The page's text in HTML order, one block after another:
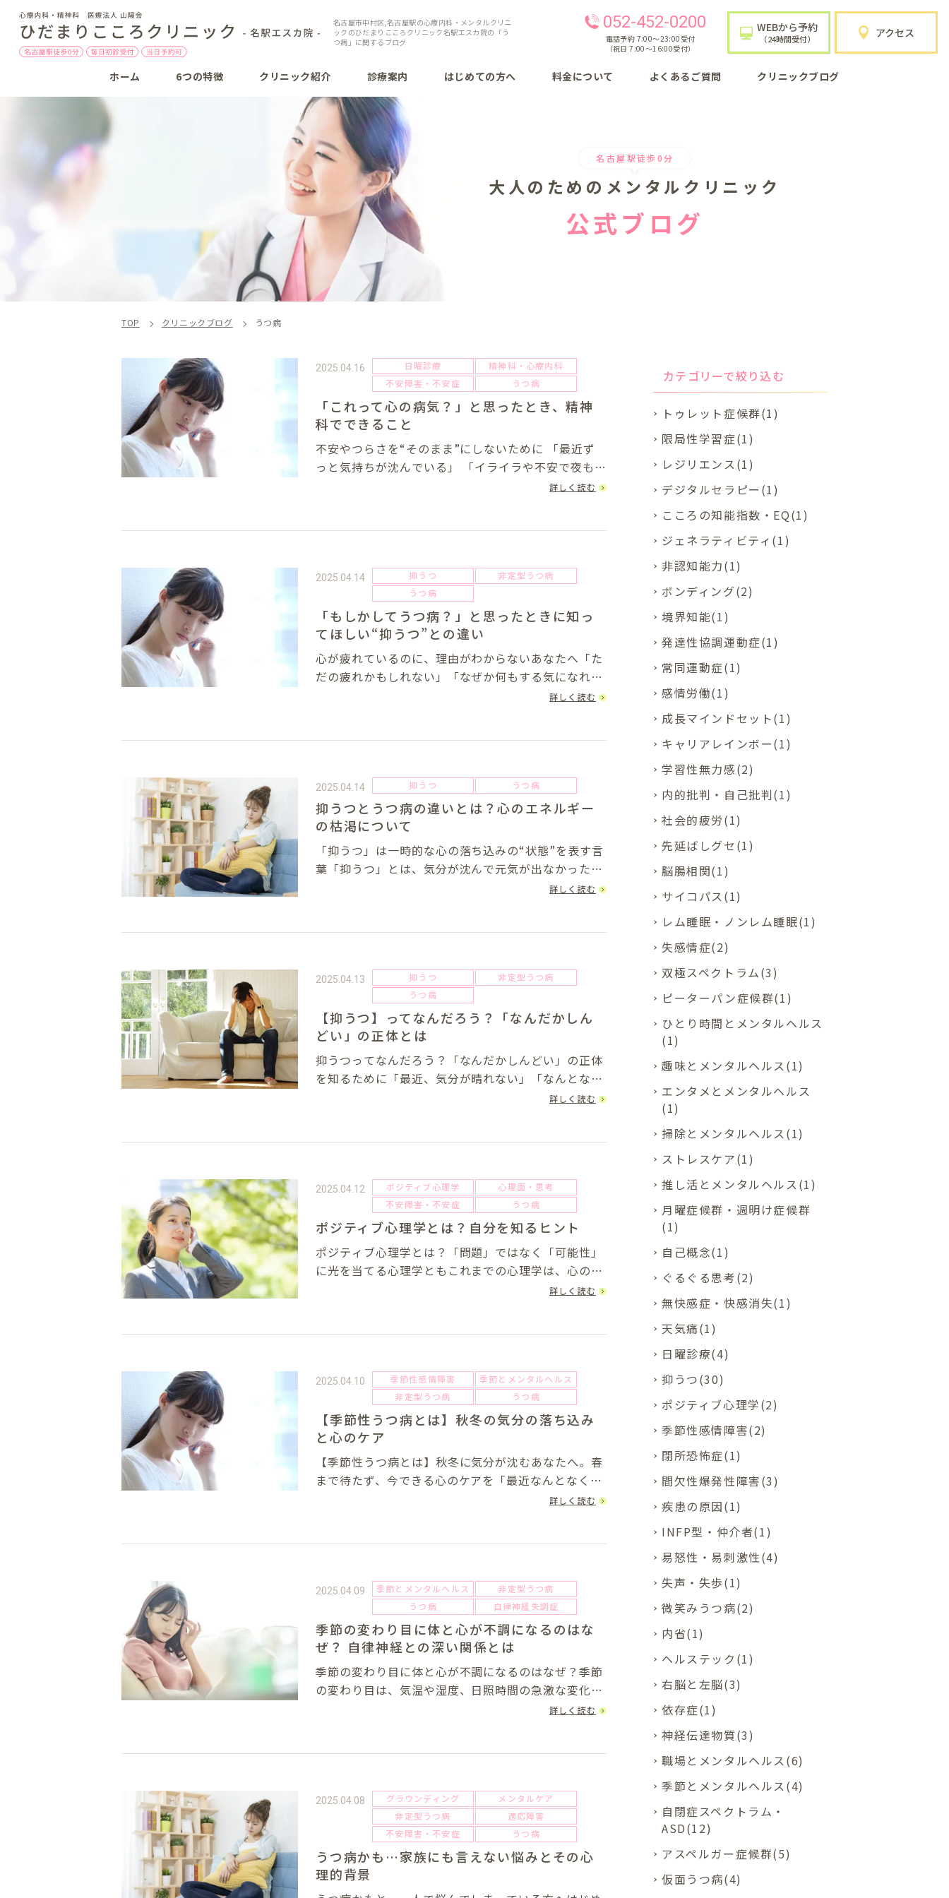
名古屋市中村区,名古屋駅の心療内科・メンタルクリニ
ックのひだまりこころクリニック名駅エスカ院の「う
つ病」に関するブログ
052-452-0200
電話予約 7:00〜23:00受付
（祝日 7:00〜16:00受付）
WEBから予約
（24時間受付） アクセス
ホーム 6つの特徴 クリニック紹介 診療案内 はじめての方へ 料金について よくあるご質問 クリニックブログ
名古屋駅徒歩0分
大人のための メンタルクリニック
公式ブログ
TOP クリニックブログ うつ病
2025.04.16 日曜診療
精神科・心療内科
不安障害・不安症
うつ病
「これって心の病気？」と思ったとき、精神
科でできること
不安やつらさを“そのまま”にしないために 「最近ず
っと気持ちが沈んでいる」 「イライラや不安で夜も眠
詳しく読む
2025.04.14 抑うつ
非定型うつ病
うつ病
「もしかしてうつ病？」と思ったときに知っ
てほしい“抑うつ”との違い
心が疲れているのに、理由がわからないあなたへ「た
だの疲れかもしれない」「なぜか何もする気になれな
い」そんな日々が続いていませんか？やる気が出な
詳しく読む
2025.04.14 抑うつ うつ病
抑うつとうつ病の違いとは？心のエネルギー
の枯渇について
「抑うつ」は一時的な心の落ち込みの“状態”を表す言
葉「抑うつ」とは、気分が沈んで元気が出なかった
り、物事に対する関心や意欲が薄れてしまったりす
詳しく読む
2025.04.13 抑うつ
非定型うつ病
うつ病
【抑うつ】ってなんだろう？「なんだかしん
どい」の正体とは
抑うつってなんだろう？「なんだかしんどい」の正体
を知るために「最近、気分が晴れない」「なんとなく
毎日がつらい」そんなふうに感じることはありません
詳しく読む
2025.04.12 ポジティブ心理学
心理面・思考
不安障害・不安症
うつ病
ポジティブ心理学とは？自分を知るヒント
ポジティブ心理学とは？「問題」ではなく「可能性」
に光を当てる心理学ともこれまでの心理学は、心の病
や問題行動の解明・治療に重点を置いてきました。う
詳しく読む
2025.04.10 季節性感情障害
季節とメンタルヘルス
非定型うつ病
うつ病
【季節性うつ病とは】秋冬の気分の落ち込み
と心のケア
【季節性うつ病とは】秋冬に気分が沈むあなたへ。春
まで待たず、今できる心のケアを「最近なんとなくや
る気が出ない」「寝ても疲れが抜けない」…そんな不
詳しく読む
2025.04.09 季節とメンタルヘルス
非定型うつ病
うつ病
自律神経失調症
季節の変わり目に体と心が不調になるのはな
ぜ？ 自律神経との深い関係とは
季節の変わり目に体と心が不調になるのはなぜ？季節
の変わり目は、気温や湿度、日照時間の急激な変化に
よって私たちの心身に大きな影響を及ぼします。特
詳しく読む
2025.04.08 グラウンディング
メンタルケア
非定型うつ病
適応障害
不安障害・不安症
うつ病
うつ病かも…家族にも言えない悩みとその心
理的背景
カテゴリーで絞り込む
トゥレット症候群(1)
限局性学習症(1)
レジリエンス(1)
デジタルセラピー(1)
こころの知能指数・EQ(1)
ジェネラティビティ(1)
非認知能力(1)
ボンディング(2)
境界知能(1)
発達性協調運動症(1)
常同運動症(1)
感情労働(1)
成長マインドセット(1)
キャリアレインボー(1)
学習性無力感(2)
内的批判・自己批判(1)
社会的疲労(1)
先延ばしグセ(1)
脳腸相関(1)
サイコパス(1)
レム睡眠・ノンレム睡眠(1)
失感情症(2)
双極スペクトラム(3)
ピーターパン症候群(1)
ひとり時間とメンタルヘルス
(1)
趣味とメンタルヘルス(1)
エンタメとメンタルヘルス
(1)
掃除とメンタルヘルス(1)
ストレスケア(1)
推し活とメンタルヘルス(1)
月曜症候群・週明け症候群
(1)
自己概念(1)
ぐるぐる思考(2)
無快感症・快感消失(1)
天気痛(1)
日曜診療(4)
抑うつ(30)
ポジティブ心理学(2)
季節性感情障害(2)
閉所恐怖症(1)
間欠性爆発性障害(3)
疾患の原因(1)
INFP型・仲介者(1)
易怒性・易刺激性(4)
失声・失歩(1)
微笑みうつ病(2)
内省(1)
ヘルステック(1)
右脳と左脳(3)
依存症(1)
神経伝達物質(3)
職場とメンタルヘルス(6)
季節とメンタルヘルス(4)
自閉症スペクトラム・
ASD(12)
アスペルガー症候群(5)
仮面うつ病(4)